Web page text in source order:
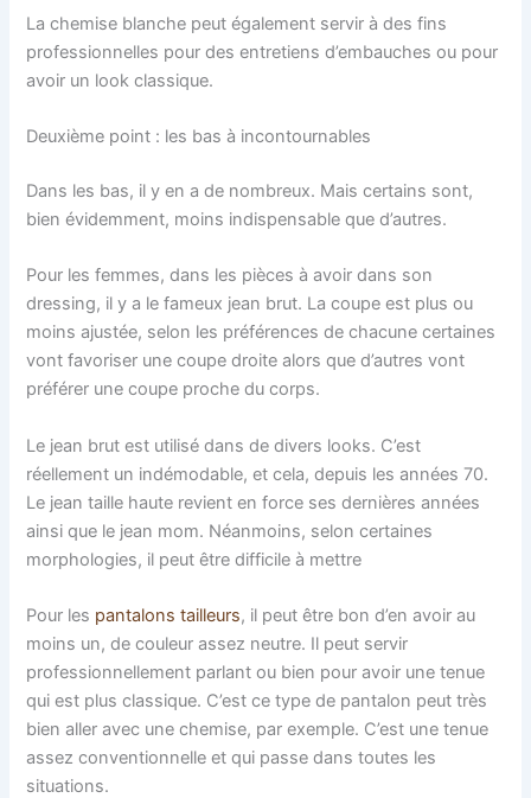
La chemise blanche peut également servir à des fins
professionnelles pour des entretiens d’embauches ou pour
avoir un look classique.
Deuxième point : les bas à incontournables
Dans les bas, il y en a de nombreux. Mais certains sont,
bien évidemment, moins indispensable que d’autres.
Pour les femmes, dans les pièces à avoir dans son
dressing, il y a le fameux jean brut. La coupe est plus ou
moins ajustée, selon les préférences de chacune certaines
vont favoriser une coupe droite alors que d’autres vont
préférer une coupe proche du corps.
Le jean brut est utilisé dans de divers looks. C’est
réellement un indémodable, et cela, depuis les années 70.
Le jean taille haute revient en force ses dernières années
ainsi que le jean mom. Néanmoins, selon certaines
morphologies, il peut être difficile à mettre
Pour les pantalons tailleurs, il peut être bon d’en avoir au
moins un, de couleur assez neutre. Il peut servir
professionnellement parlant ou bien pour avoir une tenue
qui est plus classique. C’est ce type de pantalon peut très
bien aller avec une chemise, par exemple. C’est une tenue
assez conventionnelle et qui passe dans toutes les
situations.